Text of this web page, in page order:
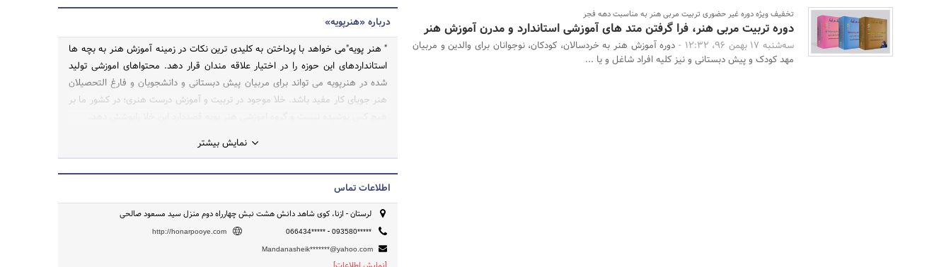
سازمان‌ها
روابط
جستجو
تخفیف ویژه دوره غیر حضوری تربیت مربی هنر به مناسبت دهه فجر
دوره تربیت مربی هنر، فرا گرفتن متد های آموزشی استاندارد و مدرن آموزش هنر
سه‌شنبه 17 بهمن 96، 12:32 -
دوره آموزش هنر به خردسالان، کودکان، نوجوانان برای والدین و مربیان
مهد کودک و پیش دبستانی و نیز کلیه افراد شاغل و یا ...
درباره «هنرپویه»
" هنر پویه"می خواهد با پرداختن به کلیدی ترین نکات در زمینه آموزش هنر به بچه ها
استانداردهای این حوزه را در اختیار علاقه مندان قرار دهد. محتواهای اموزشی تولید
شده در هنرپویه می تواند برای مربیان پیش دبستانی و دانشجویان و فارغ التحصیلان
هنر جویای کار مفید باشد. خلا موجود در تربیت و آموزش درست هنری؛ در کشور ما بر
نمایش بیشتر
اطلاعات تماس
لرستان - ازنا، کوی شاهد دانش هشت نبش چهارراه دوم منزل سید مسعود صالحی
066434***** - 093580*****
http://honarpooye.com
Mandanasheik*******@yahoo.com